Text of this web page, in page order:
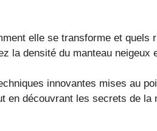
elle se transforme et quels
densité du manteau neigeux
innovantes mises au
en découvrant les secrets de la